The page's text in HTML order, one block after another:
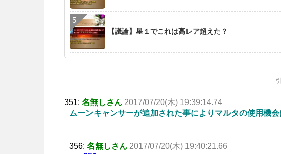
【議論】星１でこれは高レア超えた？
351: 名無しさん 2017/07/20(木) 19:39:14.74
ムーンキャンサーが追加された事によりマルタの使用機
356: 名無しさん 2017/07/20(木) 19:40:21.66